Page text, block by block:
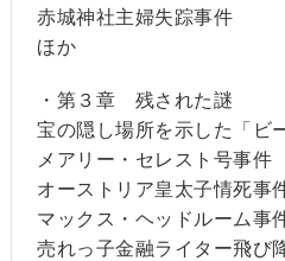
赤城神社主婦失踪事件
ほか
・第３章 残された謎
宝の隠し場所を示した「ビ
メアリー・セレスト号事件
オーストリア皇太子情死事
マックス・ヘッドルーム事
売れっ子金融ライター飛び